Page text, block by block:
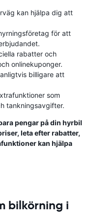
kan hjälpa dig att
för att
rabatter och
onlinekuponger.
billigare att
som
tankningsavgifter.
pengar på din hyrbil
leta efter rabatter,
kan hjälpa
bilkörning i